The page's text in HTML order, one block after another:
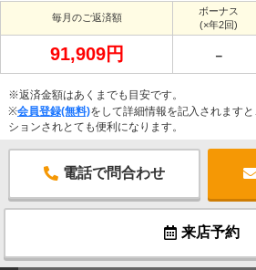
毎月のご返済額
ボーナス
(×年2回)
91,909円 －
※返済金額はあくまでも目安です。
※会員登録(無料)をして詳細情報を記入されます
ションされとても便利になります。
電話で問合わせ
来店予約